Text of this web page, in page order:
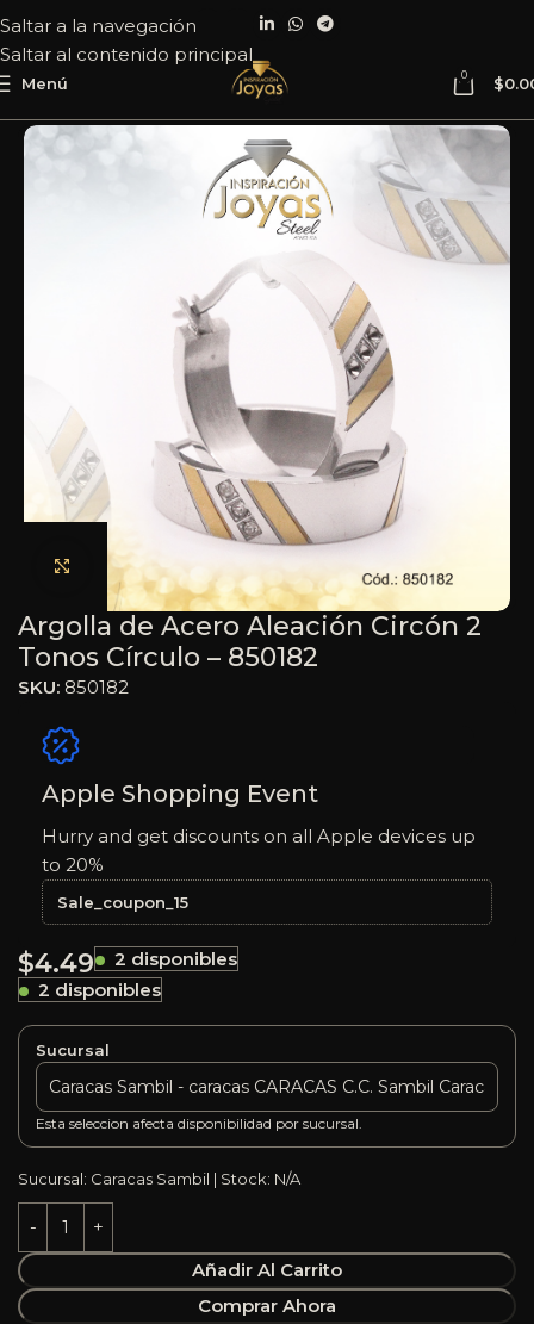
Saltar a la navegación
Saltar al contenido principal
Menú 0 $
Haga clic para ampliar
Argolla de Acero Aleación Circón 2
Tonos Círculo – 850182
SKU: 850182
Apple Shopping Event
Hurry and get discounts on all Apple devices up
to 20%
Sale_coupon_15
$4.49
2 disponibles
2 disponibles
Sucursal
Esta seleccion afecta disponibilidad por sucursal.
Sucursal: Caracas Sambil | Stock: N/A
Añadir Al Carrito
Comprar Ahora